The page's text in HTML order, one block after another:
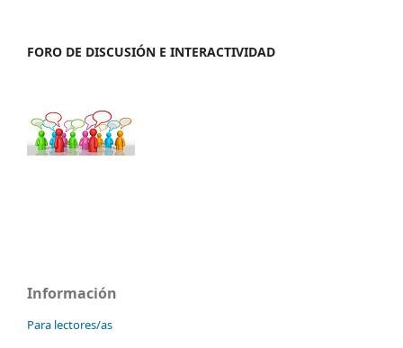
FORO DE DISCUSIÓN E INTERACTIVIDAD
Información
Para lectores/as